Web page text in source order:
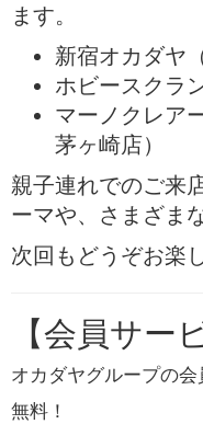
ます。
新宿オカダヤ
ホビースクラ
マーノクレア
茅ヶ崎店）
親子連れでのご来
ーマや、さまざま
次回もどうぞお楽
【会員サー
オカダヤグループの
無料！